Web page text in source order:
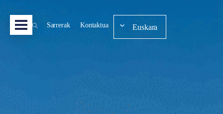
Sarrerak Kontaktua Euskara